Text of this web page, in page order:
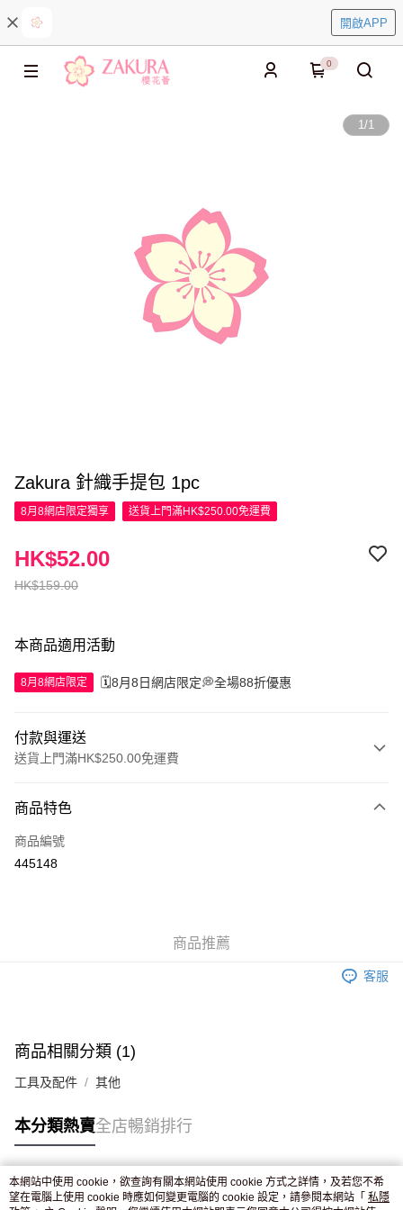
開啟APP
0
1/1
Zakura 針織手提包 1pc
8月8網店限定獨享 送貨上門滿HK$250.00免運費
HK$159.00
HK$52.00
本商品適用活動
8月8網店限定 🗓️8月8日網店限定💭全場88折優惠
付款與運送
送貨上門滿HK$250.00免運費
信用卡
Apple Pay
付款後門市自取，訂單確認後2-4個工作天到店，7天內取。逾期後
商品特色
商品編號
445148
商品推薦
客服
商品相關分類 (1)
工具及配件 其他
本分類熱賣全店暢銷排行
熱門標籤
本網站中使用 cookie，欲查詢有關本網站使用 cookie 方式之詳情，及若您不希
望在電腦上使用 cookie 時應如何變更電腦的 cookie 設定，請參閱本網站「 私隱